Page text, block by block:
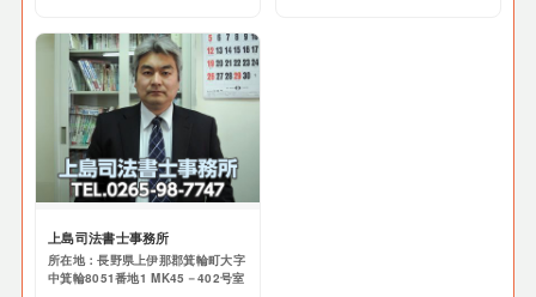
上島司法書士事務所
所在地：長野県上伊那郡箕輪町大字
中箕輪8051番地1 MK45－402号室